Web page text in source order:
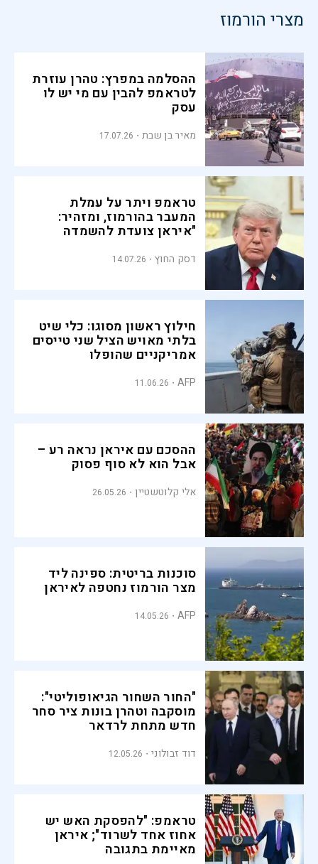
מצרי הורמוז
ההסלמה במפרץ: טהרן עוזרת
לטראמפ להבין עם מי יש לו
עסק
מאיר בן שבת 17.07.26
טראמפ ויתר על עמלת
המעבר בהורמוז, ומזהיר:
"איראן צועדת להשמדה
דסק החוץ 14.07.26
חילוץ ראשון מסוגו: כלי שיט
בלתי מאויש הציל שני טייסים
אמריקניים שהופלו
AFP
11.06.26
ההסכם עם איראן נראה רע –
אבל הוא לא סוף פסוק
אלי קלוטשטיין 26.05.26
סוכנות בריטית: ספינה ליד
מצר הורמוז נחטפה לאיראן
AFP
14.05.26
"החור השחור הגיאופוליטי":
מוסקבה וטהרן בונות ציר סחר
חדש מתחת לרדאר
דוד זבולוני 12.05.26
טראמפ: "להפסקת האש יש
אחוז אחד לשרוד"; איראן
מאיימת בתגובה